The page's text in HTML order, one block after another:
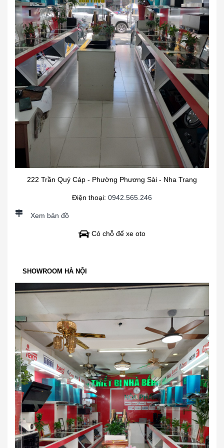
222 Trần Quý Cáp - Phường Phương Sài - Nha Trang
Điện thoại: 0942.565.246
Xem bản đồ
Có chỗ để xe oto
SHOWROOM HÀ NỘI